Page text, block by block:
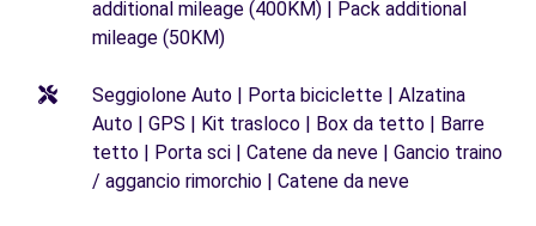
additional mileage (400KM) | Pack additional
mileage (50KM)
Seggiolone Auto | Porta biciclette | Alzatina
Auto | GPS | Kit trasloco | Box da tetto | Barre
tetto | Porta sci | Catene da neve | Gancio traino
/ aggancio rimorchio | Catene da neve